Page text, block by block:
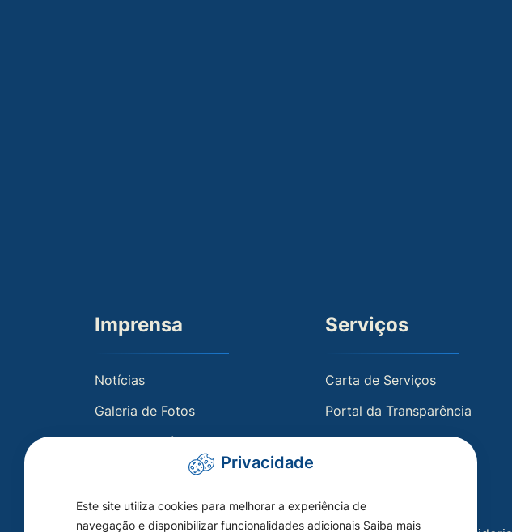
Imprensa
Notícias
Galeria de Fotos
Galeria de Vídeos
Serviços
Carta de Serviços
Portal da Transparência
Holerite Online
Portal de Serviços
Privacidade
Este site utiliza cookies para melhorar a experiência de
navegação e disponibilizar funcionalidades adicionais Saiba mais